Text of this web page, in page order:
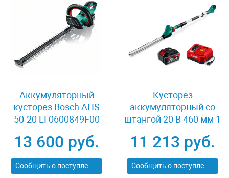
Аккумуляторный
кусторез Bosch AHS
50-20 LI 0600849F00
13 600 руб.
Сообщить о поступлении
Кусторез
аккумуляторный со
штангой 20 В 460 мм 1
КРАШ-2046-41
11 213 руб.
Сообщить о поступлении